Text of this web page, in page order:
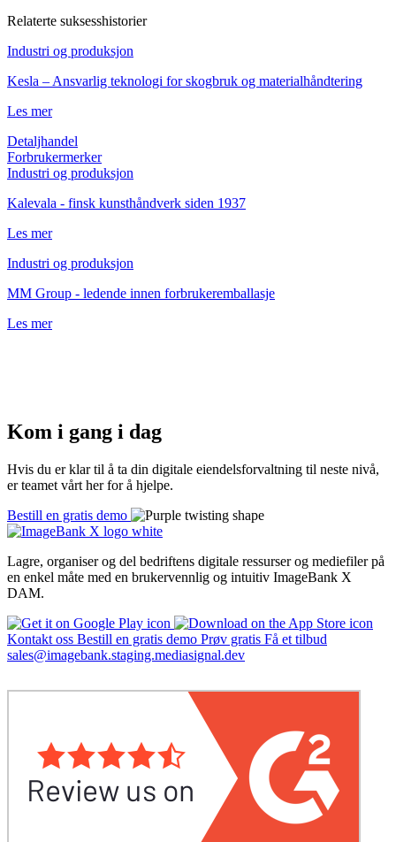
Relaterte suksesshistorier
Industri og produksjon
Kesla – Ansvarlig teknologi for skogbruk og materialhåndtering
Les mer
Detaljhandel
Forbrukermerker
Industri og produksjon
Kalevala - finsk kunsthåndverk siden 1937
Les mer
Industri og produksjon
MM Group - ledende innen forbrukeremballasje
Les mer
Kom i gang i dag
Hvis du er klar til å ta din digitale eiendelsforvaltning til neste nivå,
er teamet vårt her for å hjelpe.
Bestill en gratis demo
Lagre, organiser og del bedriftens digitale ressurser og mediefiler på
en enkel måte med en brukervennlig og intuitiv ImageBank X
DAM.
Kontakt oss Bestill en gratis demo Prøv gratis Få et tilbud
sales@imagebank.staging.mediasignal.dev